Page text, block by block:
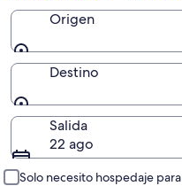
Origen
Origen
Destino
Destino
Salida
22 ago
Solo necesito hospedaje